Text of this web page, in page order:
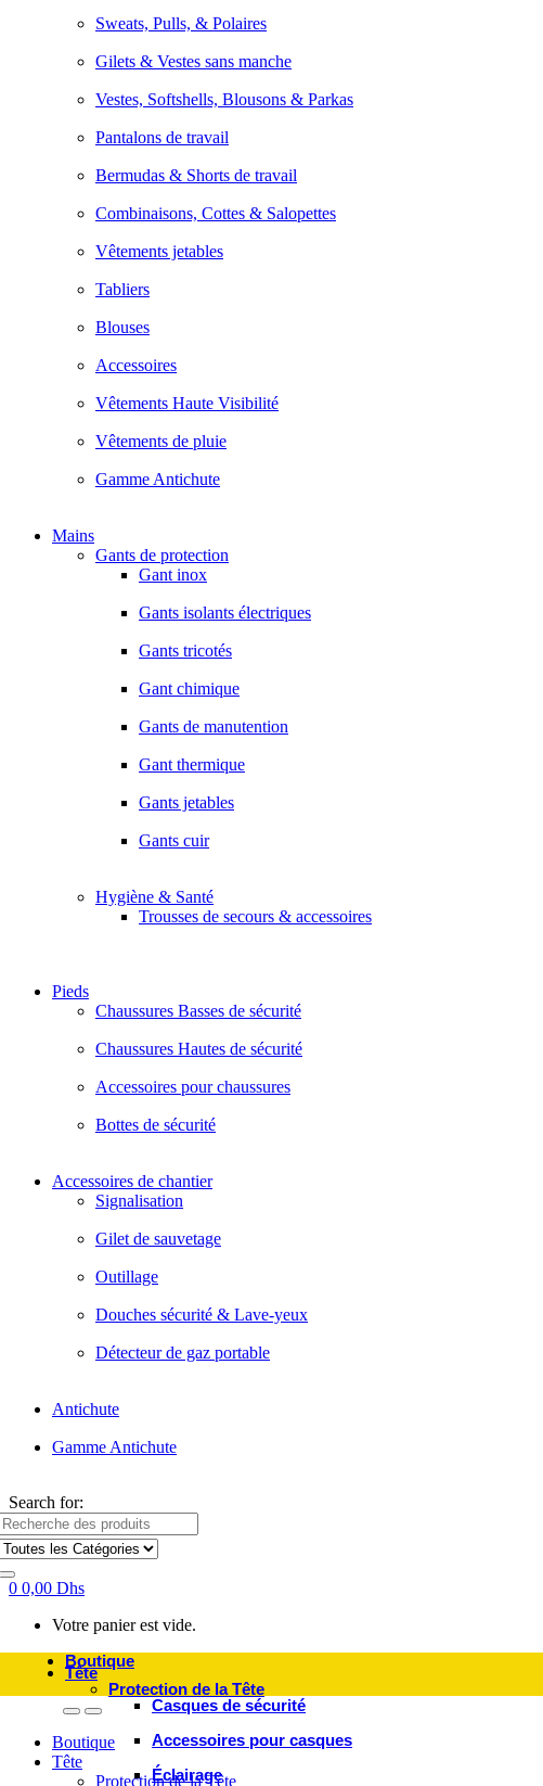
Sweats, Pulls, & Polaires
Gilets & Vestes sans manche
Vestes, Softshells, Blousons & Parkas
Pantalons de travail
Bermudas & Shorts de travail
Combinaisons, Cottes & Salopettes
Vêtements jetables
Tabliers
Blouses
Accessoires
Vêtements Haute Visibilité
Vêtements de pluie
Gamme Antichute
Mains
Gants de protection
Gant inox
Gants isolants électriques
Gants tricotés
Gant chimique
Gants de manutention
Gant thermique
Gants jetables
Gants cuir
Hygiène & Santé
Trousses de secours & accessoires
Pieds
Chaussures Basses de sécurité
Chaussures Hautes de sécurité
Accessoires pour chaussures
Bottes de sécurité
Accessoires de chantier
Signalisation
Gilet de sauvetage
Outillage
Douches sécurité & Lave-yeux
Détecteur de gaz portable
Antichute
Gamme Antichute
Search for:
0 0,00 Dhs
Votre panier est vide.
Boutique
Tête
Protection de la Tête
Casques de sécurité
Accessoires pour casques
Éclairage
Boutique
Tête
Protection de la Tête